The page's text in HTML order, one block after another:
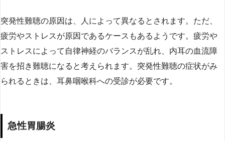
突発性難聴の原因は、人によって異なるとされます。ただ、
疲労やストレスが原因であるケースもあるようです。疲労や
ストレスによって自律神経のバランスが乱れ、内耳の血流障
害を招き難聴になると考えられます。突発性難聴の症状がみ
られるときは、耳鼻咽喉科への受診が必要です。
急性胃腸炎